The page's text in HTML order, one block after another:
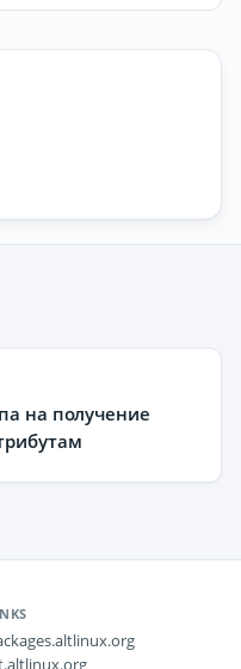
на получение